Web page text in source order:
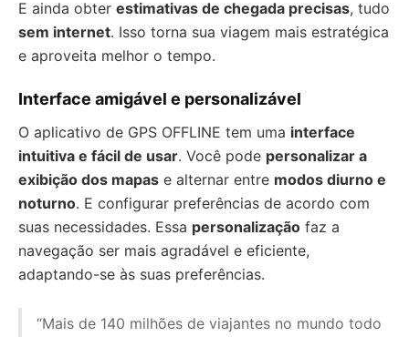
E ainda obter estimativas de chegada precisas, tudo
sem internet. Isso torna sua viagem mais estratégica
e aproveita melhor o tempo.
Interface amigável e personalizável
O aplicativo de GPS OFFLINE tem uma interface
intuitiva e fácil de usar. Você pode personalizar a
exibição dos mapas e alternar entre modos diurno e
noturno. E configurar preferências de acordo com
suas necessidades. Essa personalização faz a
navegação ser mais agradável e eficiente,
adaptando-se às suas preferências.
“Mais de 140 milhões de viajantes no mundo todo